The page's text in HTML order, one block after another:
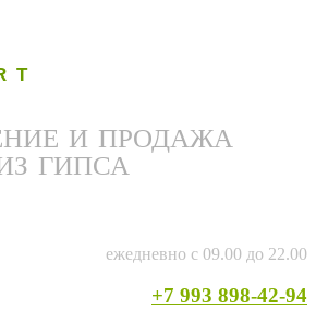
T
И ПРОДАЖА
ГИПСА
ежедневно с 09.00 до 22.00
+7 993 898-42-94